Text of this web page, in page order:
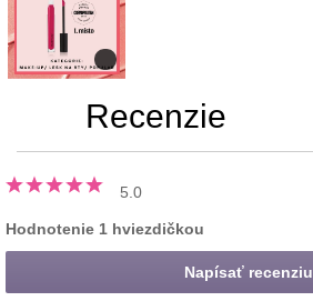
Recenzie
5.0
Hodnotenie 1 hviezdičkou
Napísať recenziu